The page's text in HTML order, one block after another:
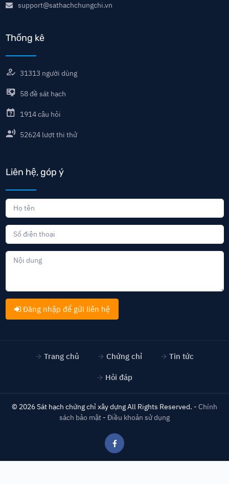
support@sathachchungchi.vn
Thống kê
31313 người dùng
58đề sát hạch
1914câu hỏi
52624lượt thi thử
Liên hệ, góp ý
Đăng nhập để gửi liên hệ
Trang chủ Chứng chỉ Tin tức
Hỏi đáp
© 2026Sát hạch chứng chỉ xây dựngAll Rights Reserved. - Chính
sách bảo mật - Điều khoản sử dụng